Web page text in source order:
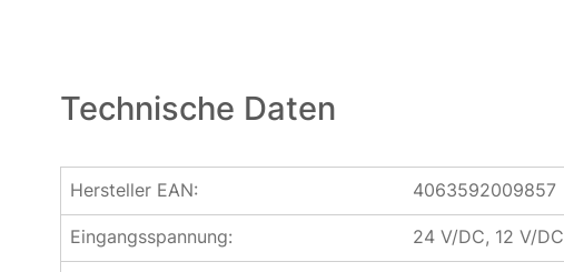
Technische Daten
Hersteller EAN: 4063592009857
Eingangsspannung: 24 V/DC, 12 V/DC